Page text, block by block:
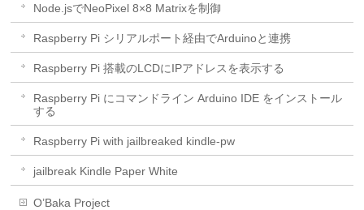
Node.jsでNeoPixel 8×8 Matrixを制御
Raspberry Pi シリアルポート経由でArduinoと連携
Raspberry Pi 搭載のLCDにIPアドレスを表示する
Raspberry Pi にコマンドライン Arduino IDE をインストール
する
Raspberry Pi with jailbreaked kindle-pw
jailbreak Kindle Paper White
O’Baka Project